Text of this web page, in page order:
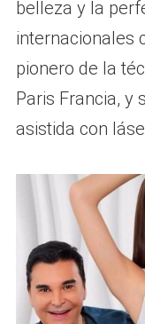
belleza y la
internacionales
pionero de la
Paris Francia, y
asistida con